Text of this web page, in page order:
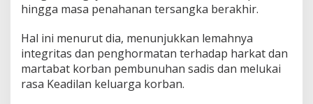
hingga masa penahanan tersangka berakhir.
Hal ini menurut dia, menunjukkan lemahnya
integritas dan penghormatan terhadap harkat dan
martabat korban pembunuhan sadis dan melukai
rasa Keadilan keluarga korban.